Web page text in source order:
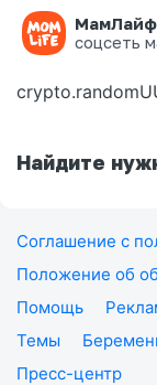
МамЛайф
соцсеть
Ошибка
Найдите
Соглашение с
Положение об
Помощь
Темы
Пресс-центр